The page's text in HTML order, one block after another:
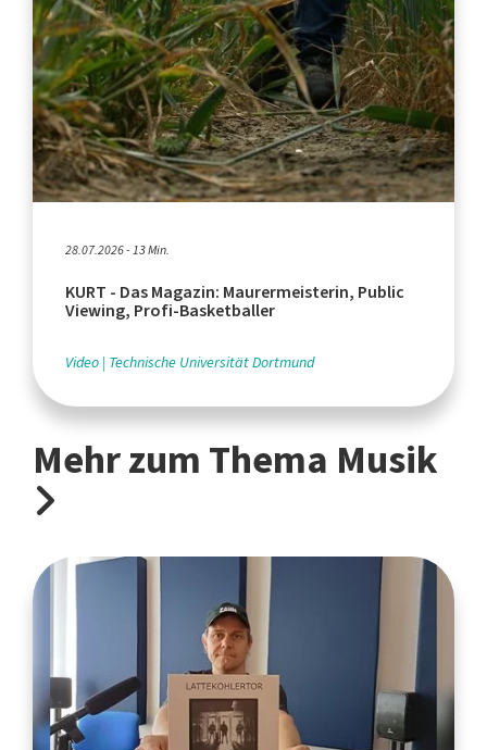
28.07.2026 - 13 Min.
KURT - Das Magazin: Maurermeisterin, Public
Viewing, Profi-Basketballer
Video Technische Universität Dortmund
Mehr zum Thema Musik